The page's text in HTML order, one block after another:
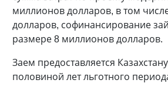
миллионов долларов, в том
долларов, софинансирование
размере 8 миллионов долларов.
Заем предоставляется
половиной лет льготного